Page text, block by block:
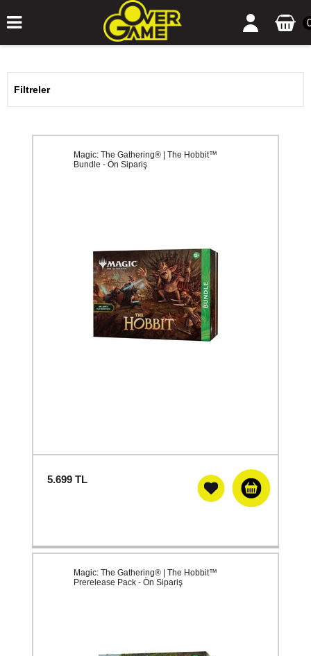
Filtreler
Magic: The Gathering® | The Hobbit™
Bundle - Ön Sipariş
5.699 TL
Magic: The Gathering® | The Hobbit™
Prerelease Pack - Ön Sipariş